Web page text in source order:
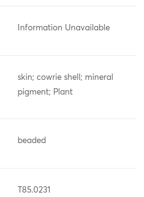
Information Unavailable
skin; cowrie shell; mineral
pigment; Plant
beaded
T85.0231